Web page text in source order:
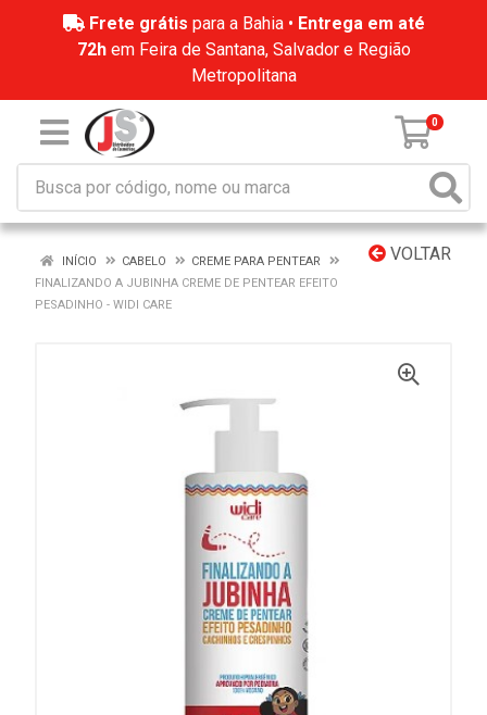
Frete grátis para a Bahia • Entrega em até
72hem Feira de Santana, Salvador e Região
Metropolitana
0
VOLTAR
INÍCIO CABELO
CREME PARA PENTEAR
FINALIZANDO A JUBINHA CREME DE PENTEAR EFEITO
PESADINHO - WIDI CARE